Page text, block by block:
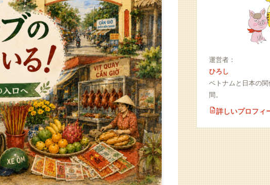
運営者：
ひろし
ベトナムと日本の
間。
詳しいプロフィ